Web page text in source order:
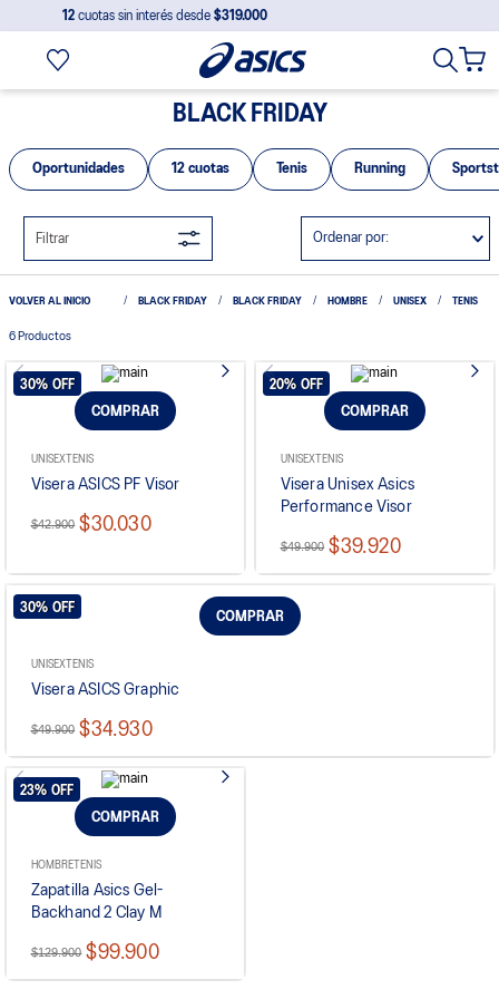
12 cuotas sin interés desde $319.000
BLACK FRIDAY
Oportunidades 12 cuotas Tenis Running
Filtrar Ordenar por
BLACK FRIDAY BLACK FRIDAY HOMBRE UNISEX TENIS
6 Productos
COMPRAR
UNISEX TENIS
Visera ASICS PF Visor
$42.900 $30.030
30% OFF
COMPRAR
UNISEX TENIS
Visera Unisex Asics
Performance Visor
$49.900 $39.920
20% OFF
COMPRAR
UNISEX TENIS
Visera ASICS Graphic
$49.900 $34.930
30% OFF
COMPRAR
HOMBRETENIS
Zapatilla Asics Gel-
Backhand 2 Clay M
$129.900 $99.900
23% OFF